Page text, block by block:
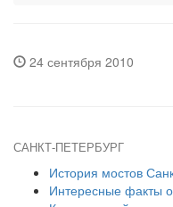
24 сентября 2010
САНКТ-ПЕТЕРБУРГ
История мостов
Интересные факты